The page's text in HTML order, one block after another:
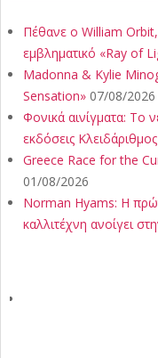
Πέθανε ο William
εμβληματικό «Ray of
Madonna & Kylie
Sensation» 07/08/2026
Φονικά αινίγματα: Το
εκδόσεις Κλειδάριθμος
Greece Race for the
01/08/2026
Norman Hyams: Η
καλλιτέχνη ανοίγει